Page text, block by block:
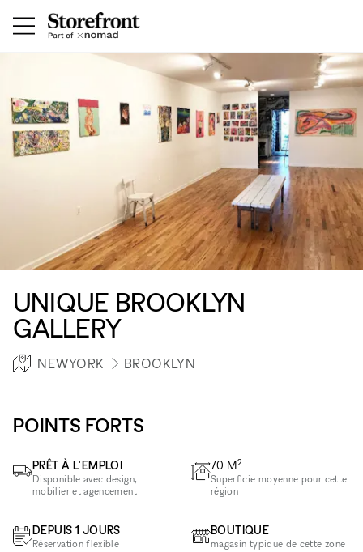
UNIQUE BROOKLYN
GALLERY
NEWYORK BROOKLYN
POINTS FORTS
PRÊT À L'EMPLOI
Disponible avec design,
mobilier et agencement
DEPUIS 1 JOURS
Réservation flexible
70 M2
Superficie moyenne pour cette
région
BOUTIQUE
magasin typique de cette zone